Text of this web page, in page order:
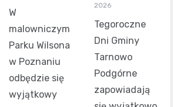
W
malowniczym
Parku Wilsona
w Poznaniu
odbędzie się
wyjątkowy
2026
Tegoroczne
Dni Gminy
Tarnowo
Podgórne
zapowiadają